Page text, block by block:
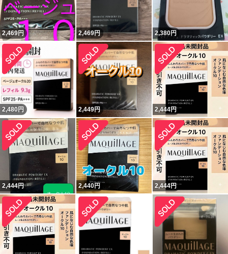
2,469円 2,469円 2,380円
2,480 円 2,449円 2,444円
2,444円 2,440円 2,444円